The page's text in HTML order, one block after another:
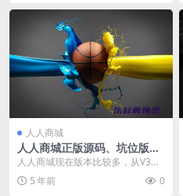
人人商城
人人商城正版源码、坑位版与
源码版的利弊对比选择
人人商城现在版本比较多，从V3到
V5，甚至还有部分网络大神整出来
V4版（非官方版...
5 年前 0